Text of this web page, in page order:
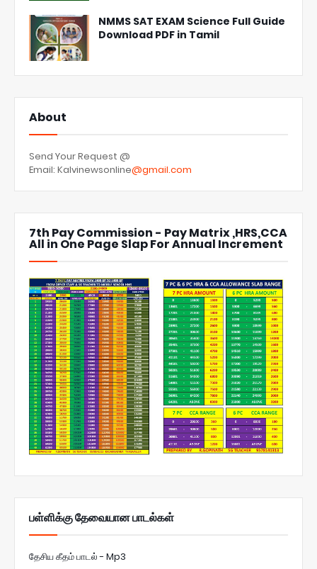
NMMS SAT EXAM Science Full Guide
Download PDF in Tamil
About
Send Your Request @
Email: Kalvinewsonline@gmail.com
7th Pay Commission - Pay Matrix ,HRS,CCA
All in One Page Slap For Annual Increment
பள்ளிக்கு தேவையான பாடல்கள்
தேசிய கீதம் பாடல் - Mp3